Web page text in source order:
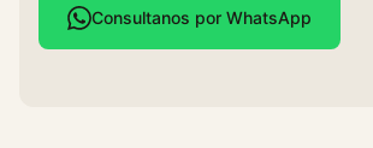
Consultanos por WhatsApp